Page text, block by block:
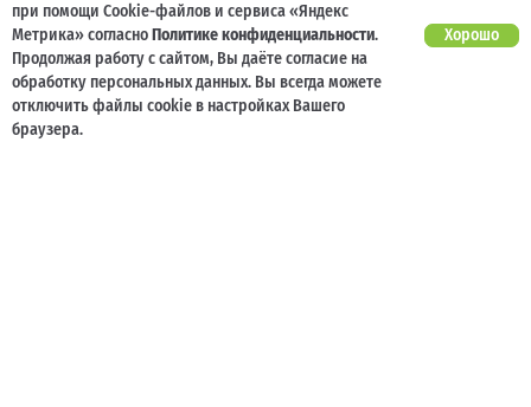
Карьера
Кузовной ремонт
Спецпредложения
Услуги
Блог
при помощи Cookie-файлов и сервиса «Яндекс
Метрика» согласноПолитике конфиденциальности.
Продолжая работу с сайтом, Вы даёте согласие на
обработку персональных данных. Вы всегда можете
отключить файлы cookie в настройках Вашего
браузера.
Хорошо